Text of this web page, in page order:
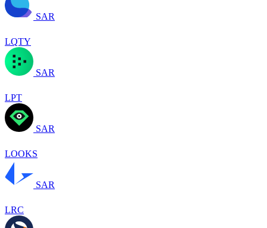
SAR
LQTY
SAR
LPT
SAR
LOOKS
SAR
LRC